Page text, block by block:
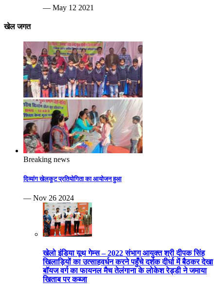
— May 12 2021
खेल जगत
Breaking news
दिव्यांग खेलकूट प्रतियोगिता का आयोजन हुआ
— Nov 26 2024
खेलो इंडिया यूथ गेम्स – 2022 संभाग आयुक्त श्री दीपक सिंह
खिलाड़ियों का उत्साहवर्धन करने पहुँचे दर्शक दीर्घा में बैठकर देखा
बॉयज वर्ग का फायनल मैच तेलंगाना के लोकेश रेड्डी ने जमाया
खिताब पर कब्जा